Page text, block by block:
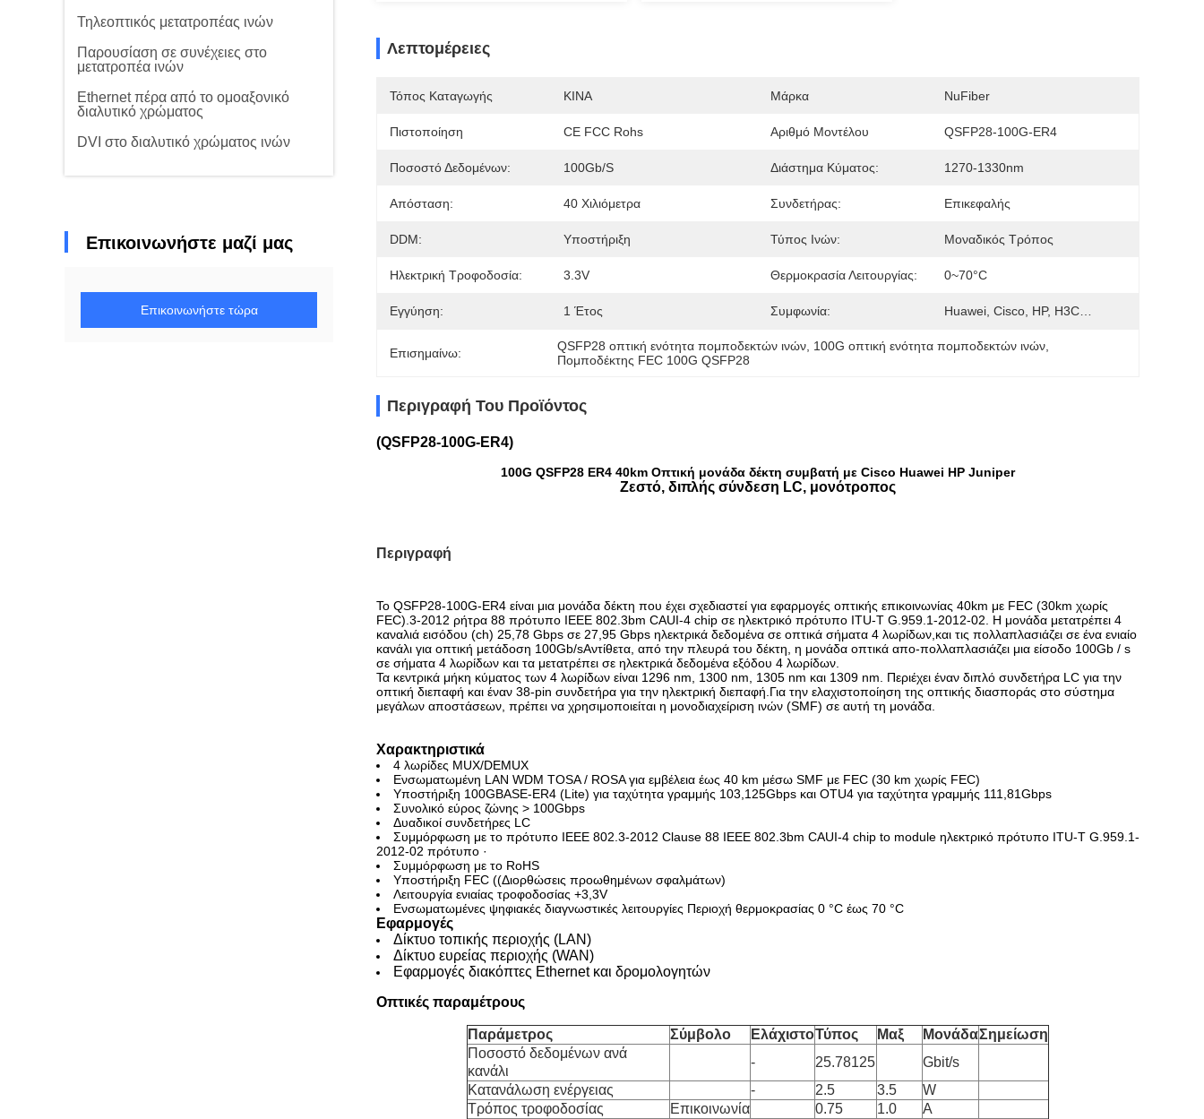
Τηλεοπτικός μετατροπέας ινών
Παρουσίαση σε συνέχειες στο
μετατροπέα ινών
Ethernet πέρα από το ομοαξονικό
διαλυτικό χρώματος
DVI στο διαλυτικό χρώματος ινών
Επικοινωνήστε μαζί μας
Επικοινωνήστε τώρα
Λεπτομέρειες
Τόπος Καταγωγής ΚΙΝΑ Μάρκα NuFiber
Πιστοποίηση CE FCC Rohs Αριθμό Μοντέλου QSFP28-100G-ER4
Ποσοστό Δεδομένων: 100Gb/s Διάστημα Κύματος: 1270-1330nm
Απόσταση: 40 Χιλιόμετρα Συνδετήρας: Επικεφαλής
DDM: Υποστήριξη Τύπος Ινών: Μοναδικός Τρόπος
Ηλεκτρική Τροφοδοσία: 3.3V Θερμοκρασία Λειτουργίας: 0~70°C
Εγγύηση: 1 Έτος Συμφωνία: Huawei, Cisco, HP, H3C…
Επισημαίνω: QSFP28 οπτική ενότητα πομποδεκτών ινών 100G οπτική ενότητα πομποδεκτών ινών
Πομποδέκτης FEC 100G QSFP28
Περιγραφή Του Προϊόντος
(QSFP28-100G-ER4)
100G QSFP28 ER4 40km Οπτική μονάδα δέκτη συμβατή με Cisco Huawei HP Juniper
Ζεστό, διπλής σύνδεση LC, μονότροπος
Περιγραφή
Το QSFP28-100G-ER4 είναι μια μονάδα δέκτη που έχει σχεδιαστεί για εφαρμογές οπτικής επικοινωνίας 40km με FEC (30km χωρίς
FEC).3-2012 ρήτρα 88 πρότυπο IEEE 802.3bm CAUI-4 chip σε ηλεκτρικό πρότυπο ITU-T G.959.1-2012-02. Η μονάδα μετατρέπει 4
καναλιά εισόδου (ch) 25,78 Gbps σε 27,95 Gbps ηλεκτρικά δεδομένα σε οπτικά σήματα 4 λωρίδων,και τις πολλαπλασιάζει σε ένα ενιαίο
κανάλι για οπτική μετάδοση 100Gb/sΑντίθετα, από την πλευρά του δέκτη, η μονάδα οπτικά απο-πολλαπλασιάζει μια είσοδο 100Gb / s
σε σήματα 4 λωρίδων και τα μετατρέπει σε ηλεκτρικά δεδομένα εξόδου 4 λωρίδων.
Τα κεντρικά μήκη κύματος των 4 λωρίδων είναι 1296 nm, 1300 nm, 1305 nm και 1309 nm. Περιέχει έναν διπλό συνδετήρα LC για την
οπτική διεπαφή και έναν 38-pin συνδετήρα για την ηλεκτρική διεπαφή.Για την ελαχιστοποίηση της οπτικής διασποράς στο σύστημα
μεγάλων αποστάσεων, πρέπει να χρησιμοποιείται η μονοδιαχείριση ινών (SMF) σε αυτή τη μονάδα.
Χαρακτηριστικά
4 λωρίδες MUX/DEMUX
Ενσωματωμένη LAN WDM TOSA / ROSA για εμβέλεια έως 40 km μέσω SMF με FEC (30 km χωρίς FEC)
Υποστήριξη 100GBASE-ER4 (Lite) για ταχύτητα γραμμής 103,125Gbps και OTU4 για ταχύτητα γραμμής 111,81Gbps
Συνολικό εύρος ζώνης > 100Gbps
Δυαδικοί συνδετήρες LC
Συμμόρφωση με το πρότυπο IEEE 802.3-2012 Clause 88 IEEE 802.3bm CAUI-4 chip to module ηλεκτρικό πρότυπο ITU-T G.959.1-
2012-02 πρότυπο ·
Συμμόρφωση με το RoHS
Υποστήριξη FEC ((Διορθώσεις προωθημένων σφαλμάτων)
Λειτουργία ενιαίας τροφοδοσίας +3,3V
Ενσωματωμένες ψηφιακές διαγνωστικές λειτουργίες Περιοχή θερμοκρασίας 0 °C έως 70 °C
Εφαρμογές
Δίκτυο τοπικής περιοχής (LAN)
Δίκτυο ευρείας περιοχής (WAN)
Εφαρμογές διακόπτες Ethernet και δρομολογητών
Οπτικές παραμέτρους
Παράμετρος Σύμβολο ΕλάχιστοΤύπος Μαξ ΜονάδαΣημείωση
Ποσοστό δεδομένων ανά
κανάλι
- 25.78125
Gbit/s
Κατανάλωση ενέργειας
- 2.5 3.5
W
Τρόπος τροφοδοσίας
Επικοινωνία 0.75 1.0
Α